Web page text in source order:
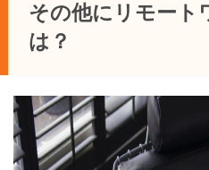
その他にリモート
は？